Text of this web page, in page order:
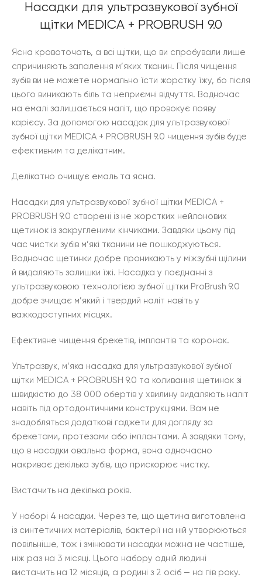
Насадки для ультразвукової зубної
щітки MEDICA + PROBRUSH 9.0
Ясна кровоточать, а всі щітки, що ви спробували лише
спричиняють запалення м’яких тканин. Після чищення
зубів ви не можете нормально їсти жорстку їжу, бо після
цього виникають біль та неприємні відчуття. Водночас
на емалі залишається наліт, що провокує появу
карієсу. За допомогою насадок для ультразвукової
зубної щітки MEDICA + PROBRUSH 9.0 чищення зубів буде
ефективним та делікатним.
Делікатно очищує емаль та ясна.
Насадки для ультразвукової зубної щітки MEDICA +
PROBRUSH 9.0 створені із не жорстких нейлонових
щетинок із закругленими кінчиками. Завдяки цьому під
час чистки зубів м’які тканини не пошкоджуються.
Водночас щетинки добре проникають у міжзубні щілини
й видаляють залишки їжі. Насадка у поєднанні з
ультразвуковою технологією зубної щітки ProBrush 9.0
добре зчищає м’який і твердий наліт навіть у
важкодоступних місцях.
Ефективне чищення брекетів, імплантів та коронок.
Ультразвук, м’яка насадка для ультразвукової зубної
щітки MEDICA + PROBRUSH 9.0 та коливання щетинок зі
швидкістю до 38 000 обертів у хвилину видаляють наліт
навіть під ортодонтичними конструкціями. Вам не
знадобляться додаткові гаджети для догляду за
брекетами, протезами або імплантами. А завдяки тому,
що в насадки овальна форма, вона одночасно
накриває декілька зубів, що прискорює чистку.
Вистачить на декілька років.
У наборі 4 насадки. Через те, що щетина виготовлена
із синтетичних матеріалів, бактерії на ній утворюються
повільніше, тож і змінювати насадки можна не частіше,
ніж раз на 3 місяці. Цього набору одній людині
вистачить на 12 місяців, а родині з 2 осіб — на пів року.